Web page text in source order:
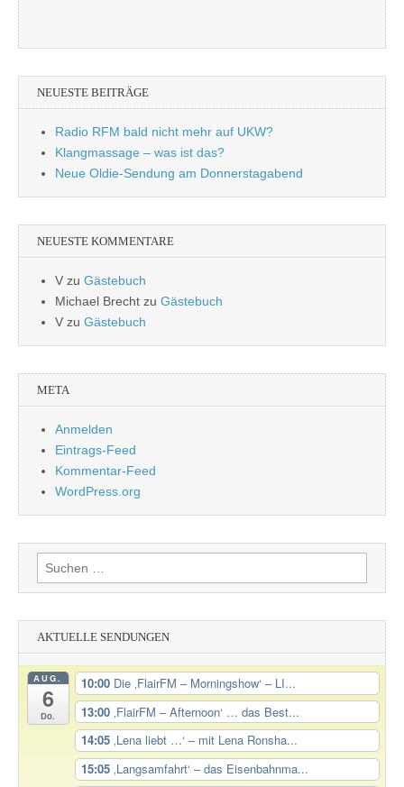
NEUESTE BEITRÄGE
Radio RFM bald nicht mehr auf UKW?
Klangmassage – was ist das?
Neue Oldie-Sendung am Donnerstagabend
NEUESTE KOMMENTARE
V zu Gästebuch
Michael Brecht zu Gästebuch
Vzu Gästebuch
META
Anmelden
Eintrags-Feed
Kommentar-Feed
WordPress.org
Suchen
nach:
AKTUELLE SENDUNGEN
AUG.
6
Do.
10:00 Die ‚FlairFM – Morningshow‘ – LI...
13:00 ‚FlairFM – Afternoon‘ … das Best...
14:05 ‚Lena liebt …‘ – mit Lena Ronsha...
15:05 ‚Langsamfahrt‘ – das Eisenbahnma...